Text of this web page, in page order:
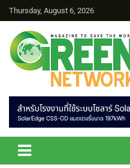
Thursday, August 6, 2026
Green Network